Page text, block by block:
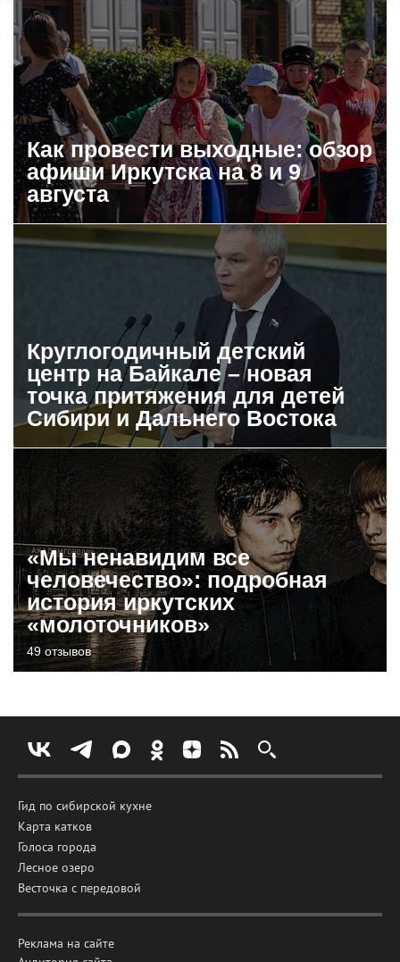
Как провести выходные: обзор
афиши Иркутска на 8 и 9
августа
Круглогодичный детский
центр на Байкале – новая
точка притяжения для детей
Сибири и Дальнего Востока
«Мы ненавидим все
человечество»: подробная
история иркутских
«молоточников»
49 отзывов
Гид по сибирской кухне
Карта катков
Голоса города
Лесное озеро
Весточка с передовой
Реклама на сайте